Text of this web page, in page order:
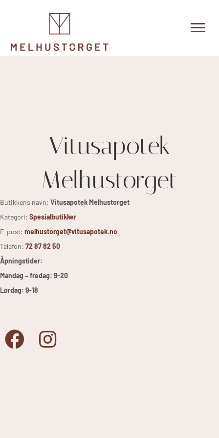
Vitusapotek
Melhustorget
Butikkens navn: Vitusapotek Melhustorget
Kategori: Spesialbutikker
E-post: melhustorget@vitusapotek.no
Telefon: 72 87 82 50
Åpningstider:
Mandag – fredag: 9-20
Lørdag: 9-18